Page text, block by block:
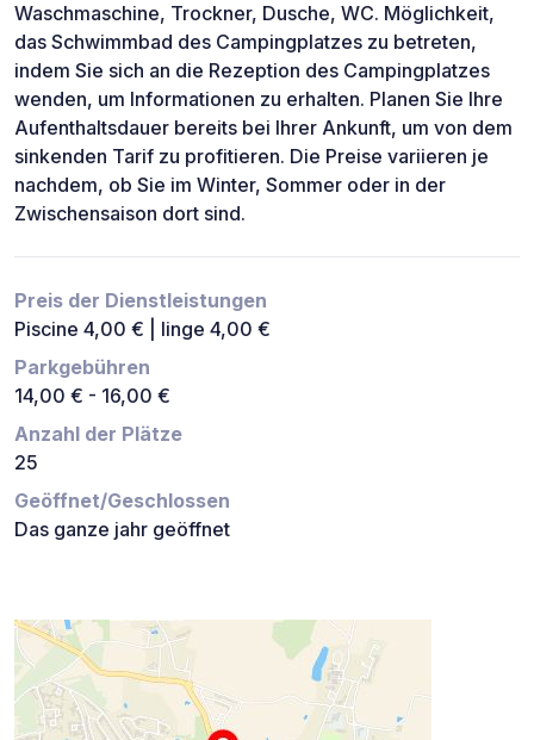
Waschmaschine, Trockner, Dusche, WC. Möglichkeit,
das Schwimmbad des Campingplatzes zu betreten,
indem Sie sich an die Rezeption des Campingplatzes
wenden, um Informationen zu erhalten. Planen Sie Ihre
Aufenthaltsdauer bereits bei Ihrer Ankunft, um von dem
sinkenden Tarif zu profitieren. Die Preise variieren je
nachdem, ob Sie im Winter, Sommer oder in der
Zwischensaison dort sind.
Preis der Dienstleistungen
Piscine 4,00 € | linge 4,00 €
Parkgebühren
14,00 € - 16,00 €
Anzahl der Plätze
25
Geöffnet/Geschlossen
Das ganze jahr geöffnet